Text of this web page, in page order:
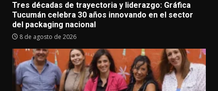
Tres décadas de trayectoria y liderazgo: Gráfica
Tucumán celebra 30 años innovando en el sector
del packaging nacional
8 de agosto de 2026